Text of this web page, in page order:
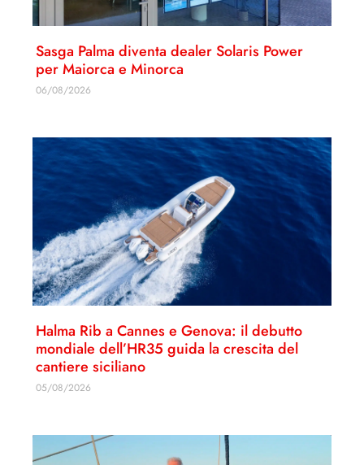
Sasga Palma diventa dealer Solaris Power
per Maiorca e Minorca
06/08/2026
Halma Rib a Cannes e Genova: il debutto
mondiale dell’HR35 guida la crescita del
cantiere siciliano
05/08/2026